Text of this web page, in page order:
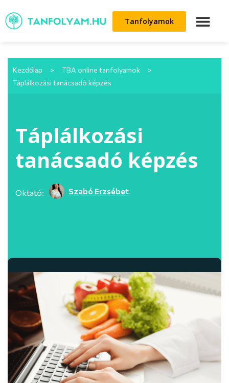
Tanfolyamok
Kezdőlap > TBA online tanfolyamok
>
Táplálkozási tanácsadó képzés
Táplálkozási
tanácsadó képzés
Oktató: Szabó Erzsébet